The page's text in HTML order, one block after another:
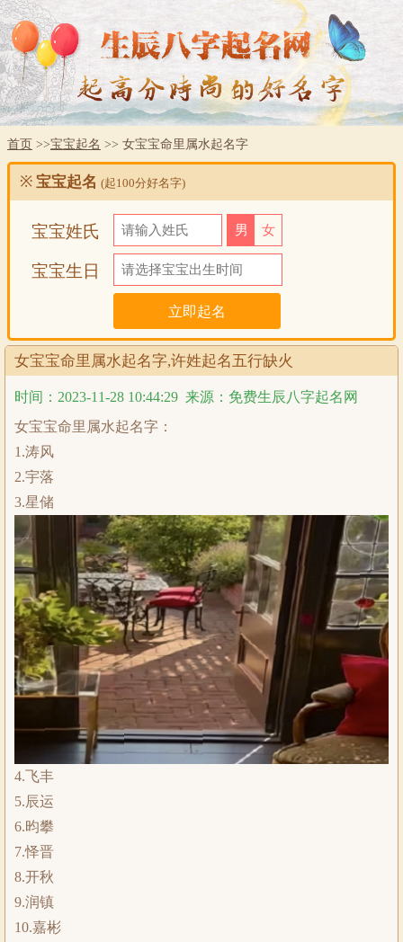
首页 >>宝宝起名 >> 女宝宝命里属水起名字
※ 宝宝起名 (起100分好名字)
宝宝姓氏 男 女
宝宝生日
女宝宝命里属水起名字,许姓起名五行缺火
时间：2023-11-28 10:44:29 来源：免费生辰八字起名网
女宝宝命里属水起名字：
1.涛风
2.宇落
3.星储
4.飞丰
5.辰运
6.昀攀
7.怿晋
8.开秋
9.润镇
10.嘉彬